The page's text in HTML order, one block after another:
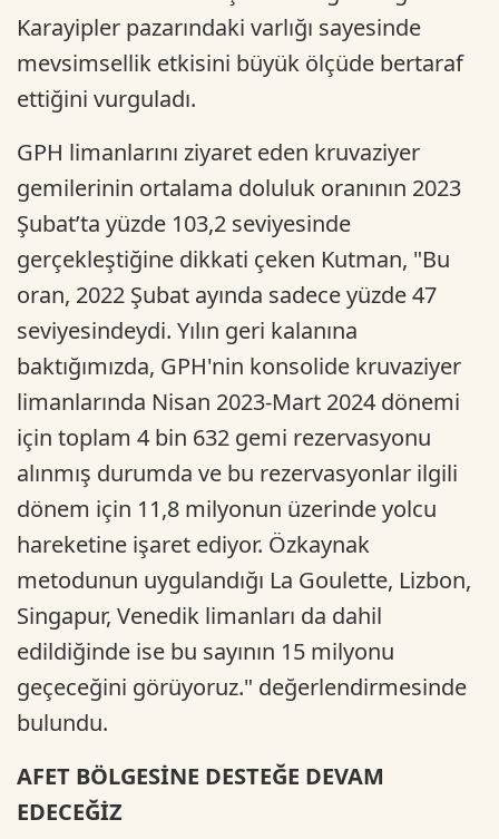
Karayipler pazarındaki varlığı sayesinde
mevsimsellik etkisini büyük ölçüde bertaraf
ettiğini vurguladı.
GPH limanlarını ziyaret eden kruvaziyer
gemilerinin ortalama doluluk oranının 2023
Şubat’ta yüzde 103,2 seviyesinde
gerçekleştiğine dikkati çeken Kutman, "Bu
oran, 2022 Şubat ayında sadece yüzde 47
seviyesindeydi. Yılın geri kalanına
baktığımızda, GPH'nin konsolide kruvaziyer
limanlarında Nisan 2023-Mart 2024 dönemi
için toplam 4 bin 632 gemi rezervasyonu
alınmış durumda ve bu rezervasyonlar ilgili
dönem için 11,8 milyonun üzerinde yolcu
hareketine işaret ediyor. Özkaynak
metodunun uygulandığı La Goulette, Lizbon,
Singapur, Venedik limanları da dahil
edildiğinde ise bu sayının 15 milyonu
geçeceğini görüyoruz." değerlendirmesinde
bulundu.
AFET BÖLGESİNE DESTEĞE DEVAM
EDECEĞİZ